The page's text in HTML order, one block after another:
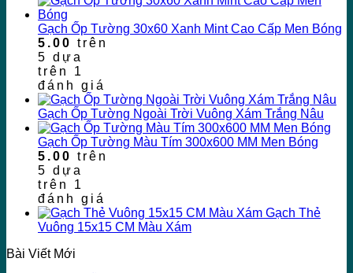
Gạch Ốp Tường 30x60 Xanh Mint Cao Cấp Men Bóng
5.00 trên
5 dựa
trên 1
đánh giá
Gạch Ốp Tường Ngoài Trời Vuông Xám Trắng Nâu
Gạch Ốp Tường Màu Tím 300x600 MM Men Bóng
5.00 trên
5 dựa
trên 1
đánh giá
Gạch Thẻ
Vuông 15x15 CM Màu Xám
Bài Viết Mới